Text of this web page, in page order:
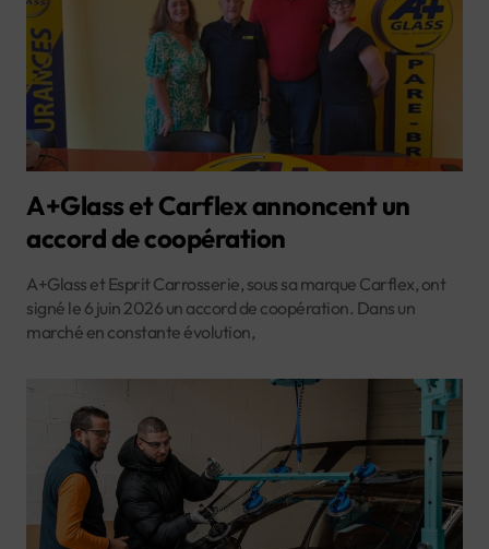
A+Glass et Carflex annoncent un
accord de coopération
A+Glass et Esprit Carrosserie, sous sa marque Carflex, ont
signé le 6 juin 2026 un accord de coopération. Dans un
marché en constante évolution,